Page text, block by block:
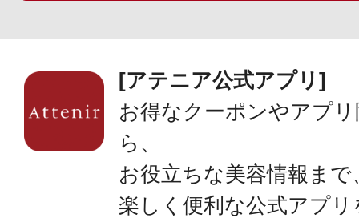
[アテニア公式アプリ]
お得なクーポンやアプ
ら、
お役立ちな美容情報まで
楽しく便利な公式アプ